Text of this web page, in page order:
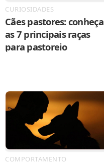
CURIOSIDADES
Cães pastores: conheça
as 7 principais raças
para pastoreio
COMPORTAMENTO